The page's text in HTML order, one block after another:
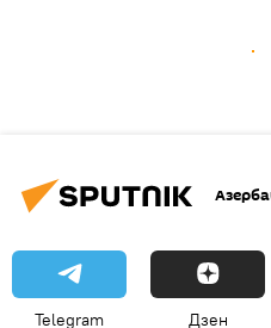
Telegram Дзен